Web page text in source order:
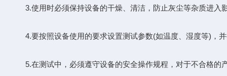
3.使用时必须保持设备的干燥、清洁，防止灰尘等杂质进入
4.要按照设备使用的要求设置测试参数(如温度、湿度等)，
5.在测试中，必须遵守设备的安全操作规程，对于不合格的